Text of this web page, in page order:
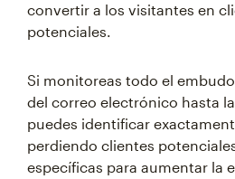
convertir a los visitantes en
potenciales.
Si monitoreas todo el
del correo electrónico hasta
puedes identificar
perdiendo clientes
específicas para aumentar la